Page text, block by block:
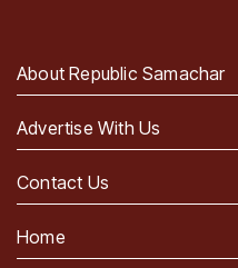
About Republic Samachar
Advertise With Us
Contact Us
Home